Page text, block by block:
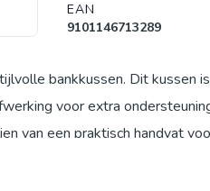
EAN
9101146713289
bankkussen. Dit kussen
voor extra
van een praktisch handvat